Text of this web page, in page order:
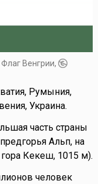
Флаг Венгрии,
Румыния,
Украина.
часть страны
Альп, на
Кекеш, 1015 м).
человек